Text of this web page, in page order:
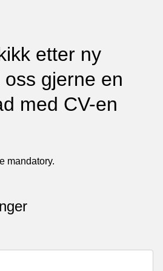
etter ny
etter ny
gjerne en
med CV-en
mandatory.